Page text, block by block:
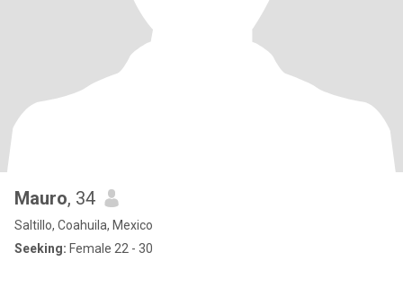
Mauro, 34
Saltillo, Coahuila, Mexico
Seeking: Female 22 - 30